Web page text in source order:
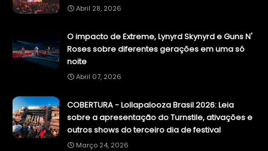
Abril 28, 2026
O impacto de Extreme, Lynyrd Skynyrd e Guns N'
Roses sobre diferentes gerações em uma só
noite
Abril 07, 2026
COBERTURA - Lollapalooza Brasil 2026: Leia
sobre a apresentação do Turnstile, ativações e
outros shows do terceiro dia de festival
Março 24, 2026